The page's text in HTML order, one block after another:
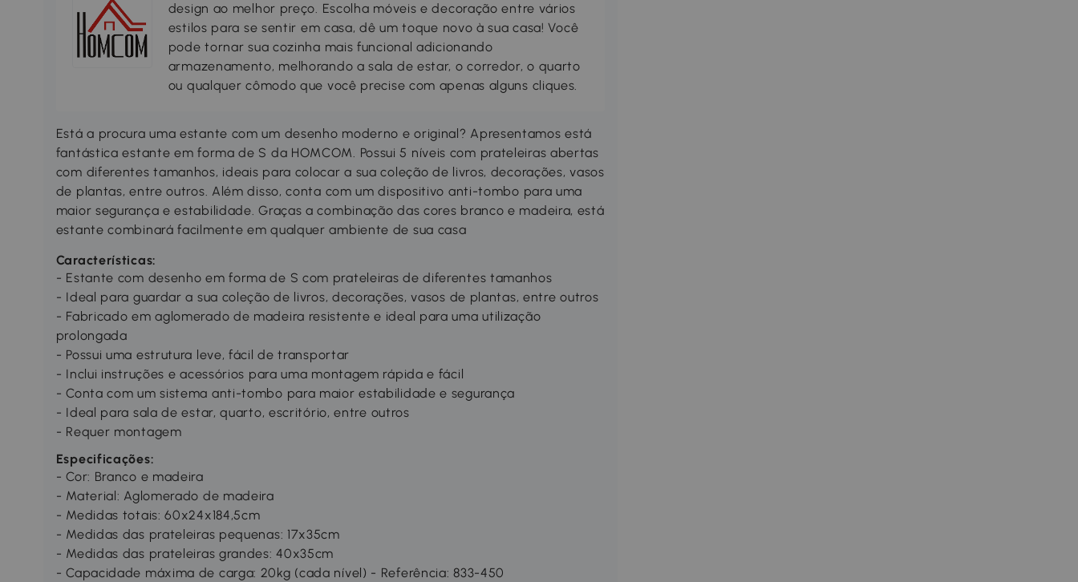
design ao melhor preço. Escolha móveis e decoração entre vários
estilos para se sentir em casa, dê um toque novo à sua casa! Você
pode tornar sua cozinha mais funcional adicionando
armazenamento, melhorando a sala de estar, o corredor, o quarto
ou qualquer cômodo que você precise com apenas alguns cliques.
Está a procura uma estante com um desenho moderno e original? Apresentamos está
fantástica estante em forma de S da HOMCOM. Possui 5 níveis com prateleiras abertas
com diferentes tamanhos, ideais para colocar a sua coleção de livros, decorações, vasos
de plantas, entre outros. Além disso, conta com um dispositivo anti-tombo para uma
maior segurança e estabilidade. Graças a combinação das cores branco e madeira, está
estante combinará facilmente em qualquer ambiente de sua casa
Características:
- Estante com desenho em forma de S com prateleiras de diferentes tamanhos
- Ideal para guardar a sua coleção de livros, decorações, vasos de plantas, entre outros
- Fabricado em aglomerado de madeira resistente e ideal para uma utilização
prolongada
- Possui uma estrutura leve, fácil de transportar
- Inclui instruções e acessórios para uma montagem rápida e fácil
- Conta com um sistema anti-tombo para maior estabilidade e segurança
- Ideal para sala de estar, quarto, escritório, entre outros
- Requer montagem
Especificações:
- Cor: Branco e madeira
- Material: Aglomerado de madeira
- Medidas totais: 60x24x184,5cm
- Medidas das prateleiras pequenas: 17x35cm
- Medidas das prateleiras grandes: 40x35cm
- Capacidade máxima de carga: 20kg (cada nível) - Referência: 833-450